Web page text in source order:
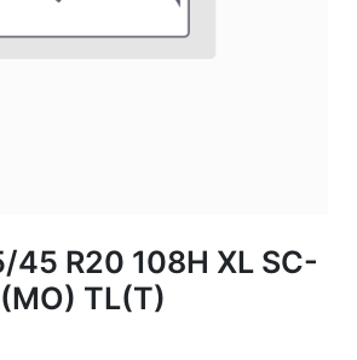
45 R20 108H XL SC-
TL(T)